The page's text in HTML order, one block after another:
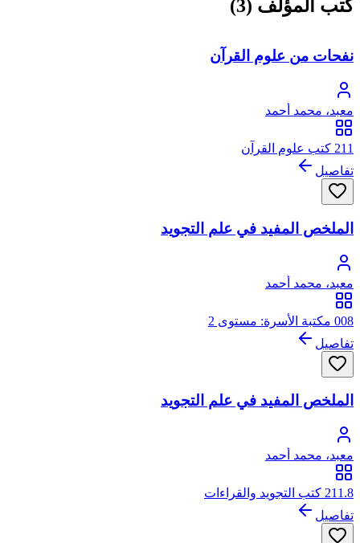
كتب المؤلف (3)
نفحات من علوم القرآن
معبد، محمد أحمد
211 كتب علوم القرآن
تفاصيل
الملخص المفيد في علم التجويد
معبد، محمد أحمد
008 مكتبة الأسرة: مستوى 2
تفاصيل
الملخص المفيد في علم التجويد
معبد، محمد أحمد
211.8 كتب التجويد والقراءات
تفاصيل